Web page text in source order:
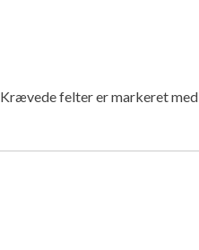
Krævede felter er markeret med